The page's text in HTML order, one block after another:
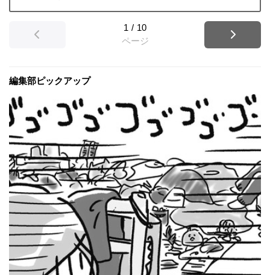
1 / 10
ページ
編集部ピックアップ